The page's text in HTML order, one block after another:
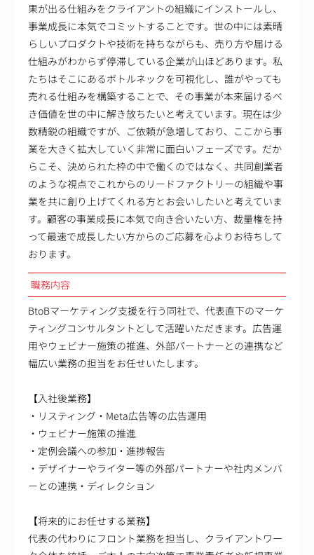
果が出る仕組みをクライアントの組織にインストールし、
事業成長に本気でコミットすることです。世の中には素晴
らしいプロダクトや技術を持ちながらも、売り方や届ける
仕組みがわからず停滞している企業が山ほどあります。私
たちはそこにあるボトルネックを可視化し、誰がやっても
売れる仕組みを構築することで、その事業が本来届けるべ
き価値を世の中に解き放ちたいと考えています。現在は少
数精鋭の組織ですが、ご依頼が急増しており、ここから事
業を大きく拡大していく非常に面白いフェーズです。だか
らこそ、決められた枠の中で働くのではなく、共同創業者
のような視点でこれからのリードファクトリーの組織や事
業を共に創り上げてくれる方とお会いしたいと考えていま
す。顧客の事業成長に本気で向き合いたい方、裁量権を持
って最速で成長したい方からのご応募を心よりお待ちして
おります。
職務内容
BtoBマーケティング支援を行う同社で、代表直下のマーケ
ティングコンサルタントとして活躍いただきます。広告運
用やウェビナー施策の推進、外部パートナーとの連携など
幅広い業務の担当をお任せいたします。
【入社後業務】
・リスティング・Meta広告等の広告運用
・ウェビナー施策の推進
・定例会議への参加・進捗報告
・デザイナーやライター等の外部パートナーや社内メンバ
ーとの連携・ディレクション
【将来的にお任せする業務】
代表の代わりにフロント業務を担当し、クライアントワー